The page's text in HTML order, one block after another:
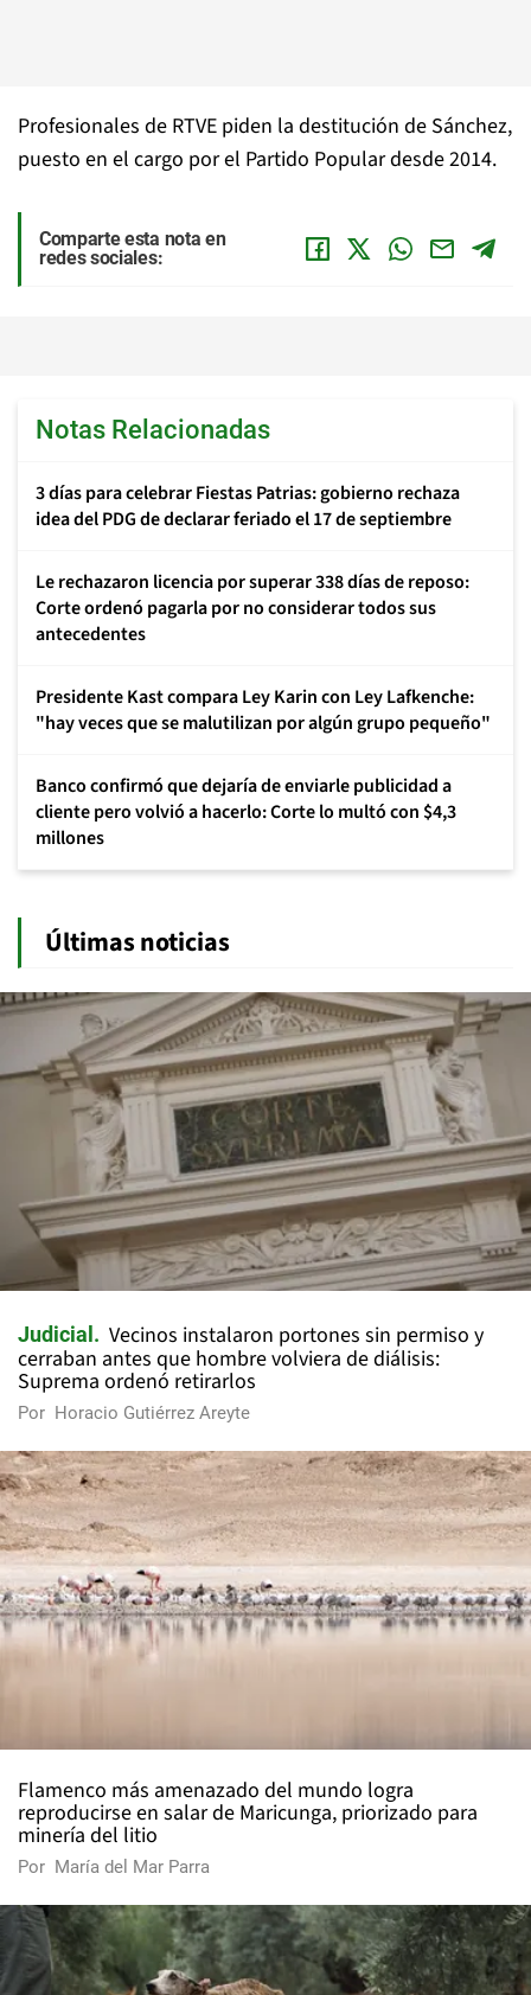
Profesionales de RTVE piden la destitución de Sánchez,
puesto en el cargo por el Partido Popular desde 2014.
Comparte esta nota en
redes sociales:
Notas Relacionadas
3 días para celebrar Fiestas Patrias: gobierno rechaza
idea del PDG de declarar feriado el 17 de septiembre
Le rechazaron licencia por superar 338 días de reposo:
Corte ordenó pagarla por no considerar todos sus
antecedentes
Presidente Kast compara Ley Karin con Ley Lafkenche:
"hay veces que se malutilizan por algún grupo pequeño"
Banco confirmó que dejaría de enviarle publicidad a
cliente pero volvió a hacerlo: Corte lo multó con $4,3
millones
Últimas noticias
Judicial
Vecinos instalaron portones sin permiso y
cerraban antes que hombre volviera de diálisis:
Suprema ordenó retirarlos
Por Horacio Gutiérrez Areyte
Flamenco más amenazado del mundo logra
reproducirse en salar de Maricunga, priorizado para
minería del litio
Por María del Mar Parra